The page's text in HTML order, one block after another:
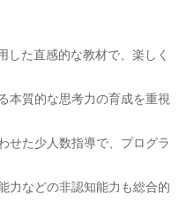
した直感的な教材で、楽しく
本質的な思考力の育成を重視
せた少人数指導で、プログラ
力などの非認知能力も総合的